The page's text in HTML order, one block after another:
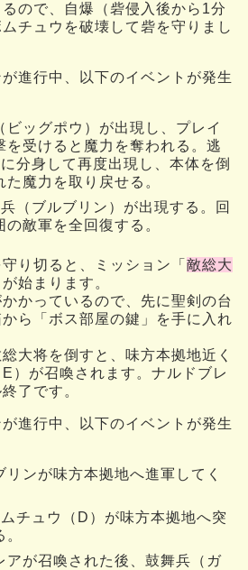
ので、自爆（砦侵入後から1分
チュウを破壊して砦を守りまし
進行中、以下のイベントが発生
ビッグポウ）が出現し、プレイ
を受けると魔力を奪われる。逃
分身して再度出現し、本体を倒
た魔力を取り戻せる。
（ブルブリン）が出現する。回
の敵軍を全回復する。
り切ると、ミッション「 敵総大
が始まります。
かっているので、先に聖剣の台
ら「ボス部屋の鍵」を手に入れ
大将を倒すと、味方本拠地近く
）が召喚されます。ナルドブレ
了です。
進行中、以下のイベントが発生
リンが味方本拠地へ進軍してく
チュウ（D）が味方本拠地へ突
アが召喚された後、鼓舞兵（ガ